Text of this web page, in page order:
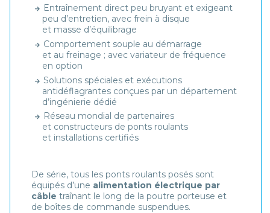
Entraînement direct peu bruyant et exigeant
peu d’entretien, avec frein à disque
et masse d’équilibrage
Comportement souple au démarrage
et au freinage ; avec variateur de fréquence
en option
Solutions spéciales et exécutions
antidéflagrantes conçues par un département
d’ingénierie dédié
Réseau mondial de partenaires
et constructeurs de ponts roulants
et installations certifiés
De série, tous les ponts roulants posés sont
équipés d’une alimentation électrique par
câble traînant le long de la poutre porteuse et
de boîtes de commande suspendues.